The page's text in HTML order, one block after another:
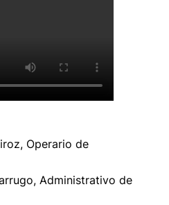
Operario de
Administrativo de